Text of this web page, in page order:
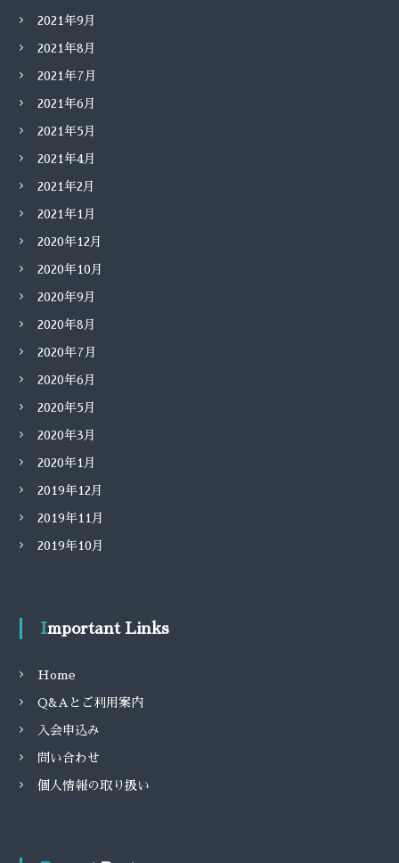
2021年9月
2021年8月
2021年7月
2021年6月
2021年5月
2021年4月
2021年2月
2021年1月
2020年12月
2020年10月
2020年9月
2020年8月
2020年7月
2020年6月
2020年5月
2020年3月
2020年1月
2019年12月
2019年11月
2019年10月
Important Links
Home
Q&Aとご利用案内
入会申込み
問い合わせ
個人情報の取り扱い